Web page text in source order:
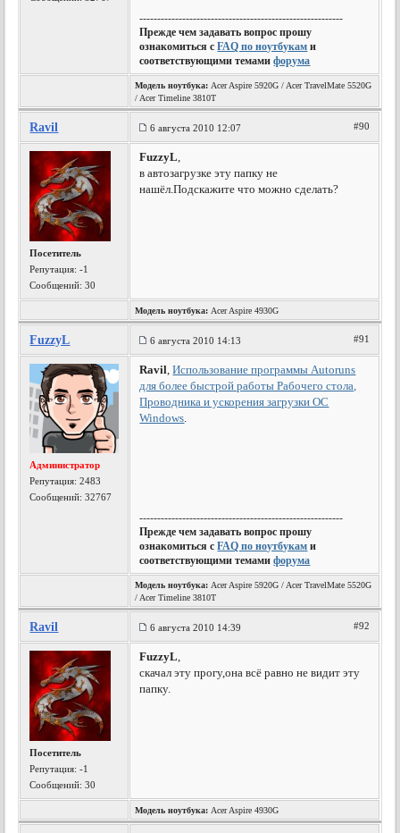
---------------------------------------------------------
Прежде чем задавать вопрос прошу
ознакомиться сFAQ по ноутбукам и
соответствующими темамифорума
Модель ноутбука: Acer Aspire 5920G / Acer TravelMate 5520G
/ Acer Timeline 3810T
Ravil 6 августа 2010 12:07 #90
Посетитель
Репутация:-1
Сообщений: 30
FuzzyL,
в автозагрузке эту папку не
нашёл.Подскажите что можно сделать?
Модель ноутбука: Acer Aspire 4930G
FuzzyL 6 августа 2010 14:13 #91
Администратор
Репутация:2483
Сообщений: 32767
Ravil,Использование программы Autoruns
для более быстрой работы Рабочего стола,
Проводника и ускорения загрузки ОС
Windows.
---------------------------------------------------------
Прежде чем задавать вопрос прошу
ознакомиться сFAQ по ноутбукам и
соответствующими темамифорума
Модель ноутбука: Acer Aspire 5920G / Acer TravelMate 5520G
/ Acer Timeline 3810T
Ravil 6 августа 2010 14:39 #92
Посетитель
Репутация:-1
Сообщений: 30
FuzzyL,
скачал эту прогу,она всё равно не видит эту
папку.
Модель ноутбука: Acer Aspire 4930G